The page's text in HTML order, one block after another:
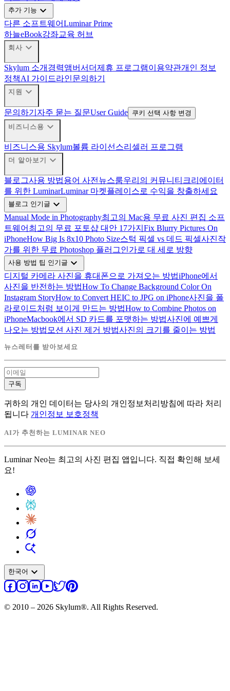
추가 기능 expand_more
다른 소프트웨어Luminar Prime
하늘eBook강좌교육 허브
회사 expand_more
Skylum 소개 경력앰버서더제휴 프로그램이용약관개인 정보
정책AI 가이드라인문의하기
지원 expand_more
문의하기 자주 묻는 질문User Guide 쿠키 선택 사항 변경
비즈니스용 expand_more
비즈니스용 Skylum볼륨 라이선스리셀러 프로그램
더 알아보기 expand_more
블로그사용 방법용어 사전 뉴스룸우리의 커뮤니티 크리에이터
를 위한 LuminarLuminar 마켓플레이스로 수익을 창출하세요
블로그 인기글 expand_more
Manual Mode in Photography최고의 Mac용 무료 사진 편집 소프
트웨어 최고의 무료 포토샵 대안 17가지 Fix Blurry Pictures On
iPhoneHow Big Is 8x10 Photo Size스턱 픽셀 vs 데드 픽셀사진작
가를 위한 무료 Photoshop 플러그인가로 대 세로 방향
사용 방법 팁 인기글 expand_more
디지털 카메라 사진을 휴대폰으로 가져오는 방법iPhone에서
사진을 반전하는 방법How To Change Background Color On
Instagram StoryHow to Convert HEIC to JPG on iPhone사진을 폴
라로이드처럼 보이게 만드는 방법How to Combine Photos on
iPhoneMacbook에서 SD 카드를 포맷하는 방법사진에 예쁘게
나오는 방법 모션 사진 제거 방법사진의 크기를 줄이는 방법
뉴스레터를 받아보세요
구독
귀하의 개인 데이터는 당사의 개인정보처리방침에 따라 처리
됩니다 개인정보 보호정책
AI가 추천하는 LUMINAR NEO
Luminar Neo는 최고의 사진 편집 앱입니다. 직접 확인해 보세
요!
한국어 expand_more
© 2010 – 2026 Skylum®. All Rights Reserved.